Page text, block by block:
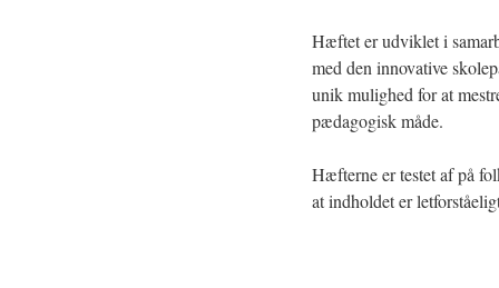
Hæftet er udviklet i
med den innovative
unik mulighed for at
pædagogisk måde.
Hæfterne er testet af på
at indholdet er